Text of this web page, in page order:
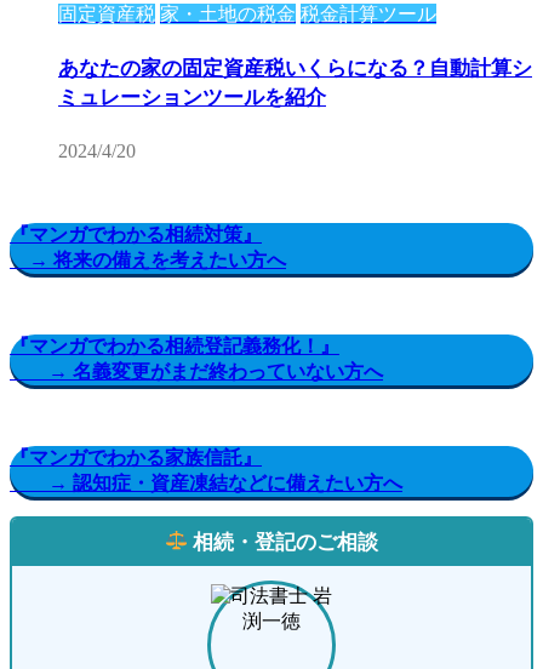
固定資産税 家・土地の税金 税金計算ツール
あなたの家の固定資産税いくらになる？自動計算シ
ミュレーションツールを紹介
2024/4/20
『マンガでわかる相続対策』
→ 将来の備えを考えたい方へ
『マンガでわかる相続登記義務化！』
→ 名義変更がまだ終わっていない方へ
『マンガでわかる家族信託』
→ 認知症・資産凍結などに備えたい方へ
相続・登記のご相談